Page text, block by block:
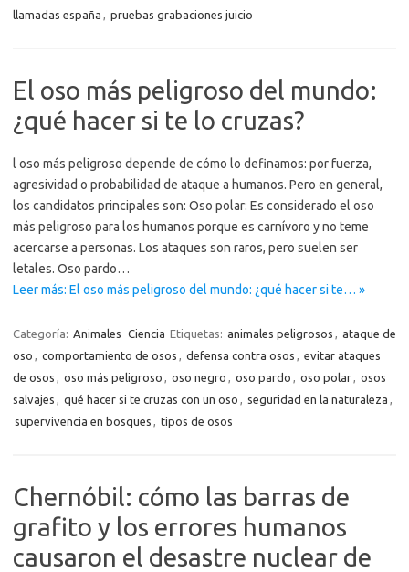
llamadas españa , pruebas grabaciones juicio
El oso más peligroso del mundo:
¿qué hacer si te lo cruzas?
l oso más peligroso depende de cómo lo definamos: por fuerza,
agresividad o probabilidad de ataque a humanos. Pero en general,
los candidatos principales son: Oso polar: Es considerado el oso
más peligroso para los humanos porque es carnívoro y no teme
acercarse a personas. Los ataques son raros, pero suelen ser
letales. Oso pardo…
Leer más: El oso más peligroso del mundo: ¿qué hacer si te… »
Categoría: Animales Ciencia Etiquetas: animales peligrosos , ataque de
oso , comportamiento de osos , defensa contra osos , evitar ataques
de osos , oso más peligroso , oso negro , oso pardo , oso polar, osos
salvajes , qué hacer si te cruzas con un oso , seguridad en la naturaleza ,
supervivencia en bosques , tipos de osos
Chernóbil: cómo las barras de
grafito y los errores humanos
causaron el desastre nuclear de